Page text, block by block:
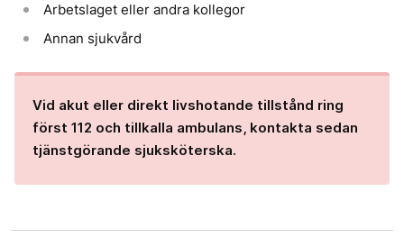
Arbetslaget eller andra kollegor
Annan sjukvård
Vid akut eller direkt livshotande tillstånd ring
först 112 och tillkalla ambulans, kontakta sedan
tjänstgörande sjuksköterska.